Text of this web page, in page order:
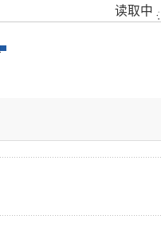
读取中